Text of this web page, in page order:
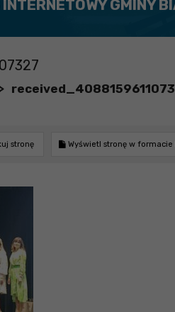
GMINY
>
stronę Wyświetl stronę w formacie